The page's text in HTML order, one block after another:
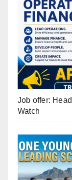
Job offer:
Watch